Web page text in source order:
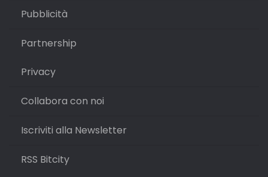
Pubblicità
Partnership
Privacy
Collabora con noi
Iscriviti alla Newsletter
RSS Bitcity